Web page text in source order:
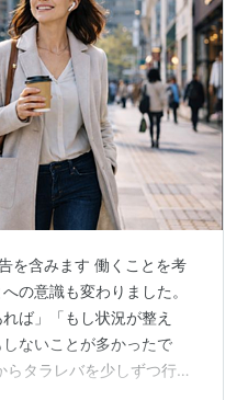
を含みます 働くことを考
の意識も変わりました。
ば」「もし状況が整え
ないことが多かったで
タラレバを少しずつ行動